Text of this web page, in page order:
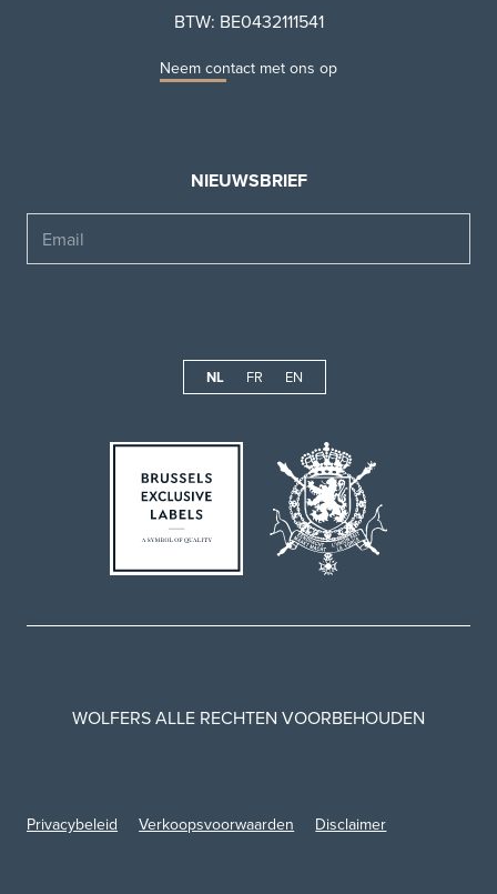
BTW: BE0432111541
Neem contact met ons op
NIEUWSBRIEF
NL FR EN
WOLFERS ALLE RECHTEN VOORBEHOUDEN
Privacybeleid Verkoopsvoorwaarden Disclaimer